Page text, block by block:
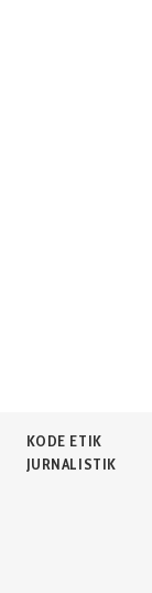
KODE ETIK
JURNALISTIK